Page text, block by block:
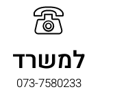
למשרד
073-7580233